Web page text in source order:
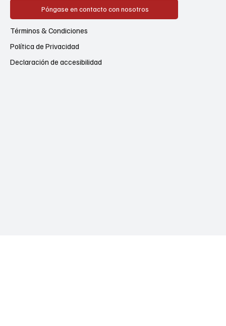
Póngase en contacto con nosotros
Política de Privacidad
Términos & Condiciones
Declaración de accesibilidad